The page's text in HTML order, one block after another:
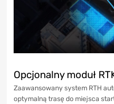
Opcjonalny moduł
Zaawansowany system RTH
optymalną trasę do miejsca